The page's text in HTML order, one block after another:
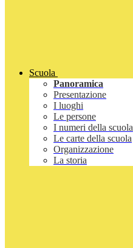
Scuola
Panoramica
Presentazione
I luoghi
Le persone
I numeri della scuola
Le carte della scuola
Organizzazione
La storia